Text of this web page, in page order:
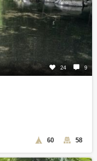
24 9
60 58